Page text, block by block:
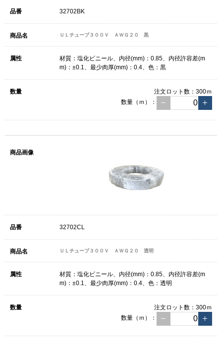
32702BK
ＵＬチューブ３００Ｖ ＡＷＧ２０ 黒
材質：塩化ビニール、内径(mm)：0.85、内径許容差(m
m)：±0.1、最少肉厚(mm)：0.4、色：黒
注文ロット数： 300ｍ
数量（ｍ）：
32702CL
ＵＬチューブ３００Ｖ ＡＷＧ２０ 透明
材質：塩化ビニール、内径(mm)：0.85、内径許容差(m
m)：±0.1、最少肉厚(mm)：0.4、色：透明
注文ロット数： 300ｍ
数量（ｍ）：